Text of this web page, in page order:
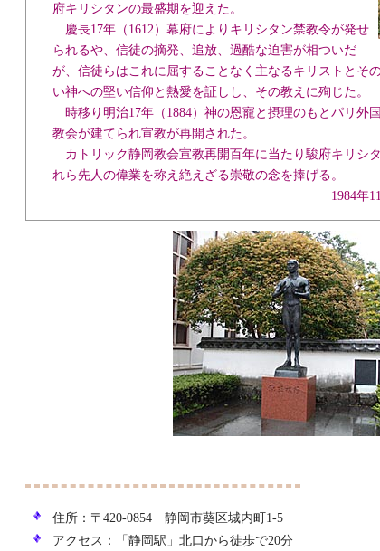
府キリシタンの最盛期を迎えた。
慶長17年（1612）幕府によりキリシタン禁教令が発せ
られるや、信徒の摘発、追放、過酷な迫害が相ついだ
が、信徒らはこれに屈することなく主なるキリストとそ
い神への堅い信仰と熱愛を証しし、その教えに殉じた。
時移り明治17年（1884）神の恩寵と摂理のもとパリ外
教会が建てられ宣教が再開された。
カトリック静岡教会宣教再開百年に当たり駿府キリシ
れら先人の偉業を称え絶えざる崇敬の念を捧げる。
1984年11月3日カトリ
住所：〒420-0854 静岡市葵区城内町1-5
アクセス：「静岡駅」北口から徒歩で20分